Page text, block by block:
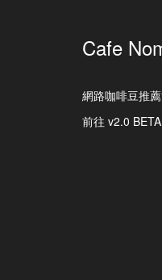
Cafe
網路咖啡豆推
前往 v2.0